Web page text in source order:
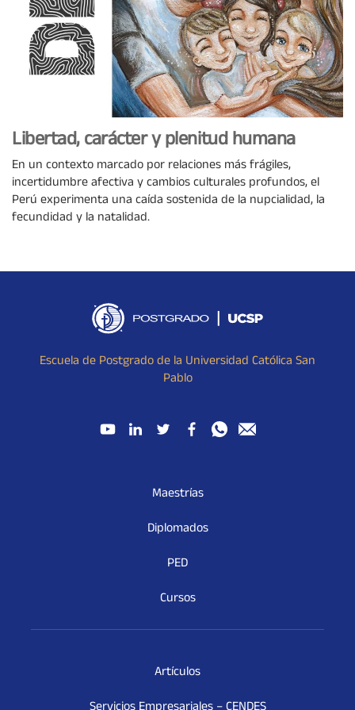
Libertad, carácter y plenitud humana
En un contexto marcado por relaciones más frágiles,
incertidumbre afectiva y cambios culturales profundos, el
Perú experimenta una caída sostenida de la nupcialidad, la
fecundidad y la natalidad.
Escuela de Postgrado de la Universidad Católica San
Pablo
Maestrías
Diplomados
PED
Cursos
Artículos